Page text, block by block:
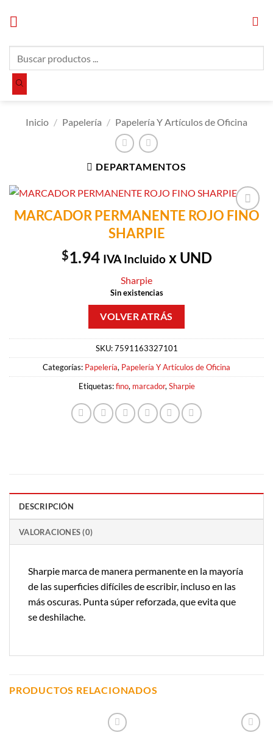
productos
Inicio / Papelería / Papelería Y Artículos de Oficina
DEPARTAMENTOS
Añadir a
MARCADOR PERMANENTE ROJO FINO
SHARPIE
$1.94 IVA Incluidox UND
Sharpie
Sin existencias
SKU:7591163327101
Categorías: Papelería, Papelería Y Artículos de Oficina
Etiquetas:fino, marcador, Sharpie
DESCRIPCIÓN
VALORACIONES (0)
Sharpie marca de manera permanente en la mayoría
de las superficies difíciles de escribir, incluso en las
más oscuras. Punta súper reforzada, que evita que
se deshilache.
PRODUCTOS RELACIONADOS